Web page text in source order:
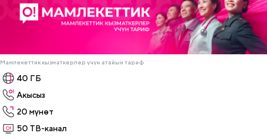
Мамлекеттик кызматкерлер үчүн атайын тариф
40 ГБ
Акысыз
20 мүнөт
50 ТВ-канал